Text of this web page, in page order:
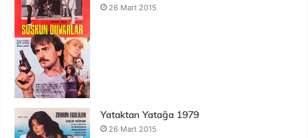
26 Mart 2015
Yataktan Yatağa 1979
26 Mart 2015